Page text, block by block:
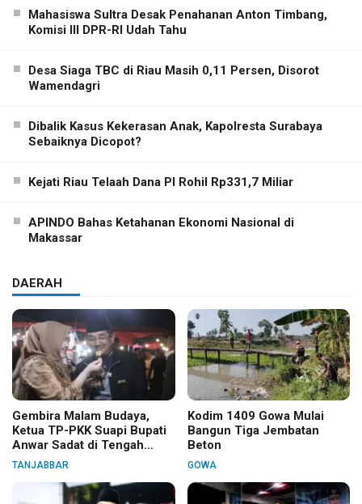
Mahasiswa Sultra Desak Penahanan Anton Timbang,
Komisi III DPR-RI Udah Tahu
Desa Siaga TBC di Riau Masih 0,11 Persen, Disorot
Wamendagri
Dibalik Kasus Kekerasan Anak, Kapolresta Surabaya
Sebaiknya Dicopot?
Kejati Riau Telaah Dana PI Rohil Rp331,7 Miliar
APINDO Bahas Ketahanan Ekonomi Nasional di
Makassar
DAERAH
Gembira Malam Budaya,
Ketua TP-PKK Suapi Bupati
Anwar Sadat di Tengah
Warga
TANJABBAR
Kodim 1409 Gowa Mulai
Bangun Tiga Jembatan
Beton
GOWA